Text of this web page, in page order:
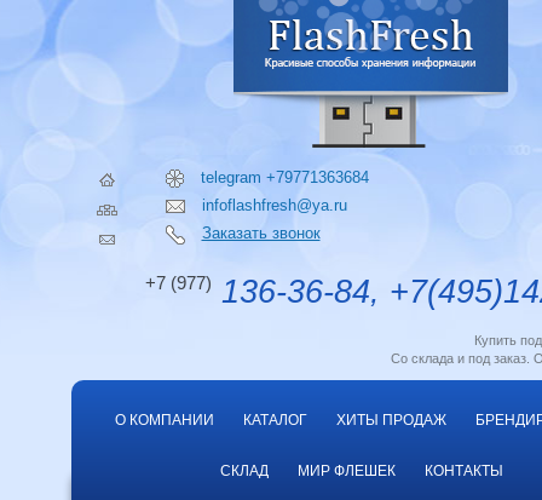
telegram +79771363684
infoflashfresh@ya.ru
Заказать звонок
+7 (977) 136-36-84,
Купить
Со склада и под заказ.
О КОМПАНИИ КАТАЛОГ ХИТЫ ПРОДАЖ
СКЛАД МИР ФЛЕШЕК КОНТАКТЫ